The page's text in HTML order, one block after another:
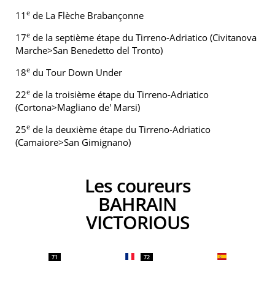
11 e de La Flèche Brabançonne
17e de la septième étape du Tirreno-Adriatico (Civitanova
Marche>San Benedetto del Tronto)
18e du Tour Down Under
22e de la troisième étape du Tirreno-Adriatico
(Cortona>Magliano de' Marsi)
25e de la deuxième étape du Tirreno-Adriatico
(Camaiore>San Gimignano)
Les coureurs
BAHRAIN
VICTORIOUS
71 72